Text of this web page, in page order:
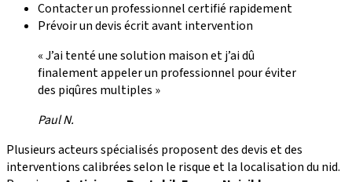
Contacter un professionnel certifié rapidement
Prévoir un devis écrit avant intervention
« J’ai tenté une solution maison et j’ai dû
finalement appeler un professionnel pour éviter
des piqûres multiples »
Paul N.
Plusieurs acteurs spécialisés proposent des devis et des
interventions calibrées selon le risque et la localisation du nid.